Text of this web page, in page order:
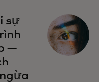
sự
—